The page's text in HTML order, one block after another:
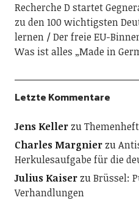
Recherche D startet
zu den 100 wichtigsten
lernen
Der freie EU-
Was ist alles „Made in
Letzte Kommentare
Jens Kellerzu
Charles Margnierzu
Herkulesaufgabe für die
Julius KaiserzuBrüssel:
Verhandlungen